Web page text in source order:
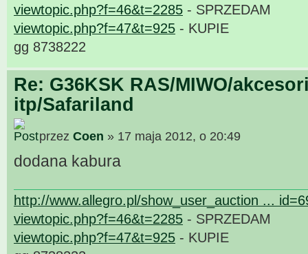
viewtopic.php?f=46&t=2285 - SPRZEDAM
viewtopic.php?f=47&t=925 - KUPIE
gg 8738222
Re: G36KSK RAS/MIWO/
itp/Safariland
przez Coen » 17 maja 2012, o 20:49
dodana kabura
http://www.allegro.pl/show_user_auction ...
viewtopic.php?f=46&t=2285 - SPRZEDAM
viewtopic.php?f=47&t=925 - KUPIE